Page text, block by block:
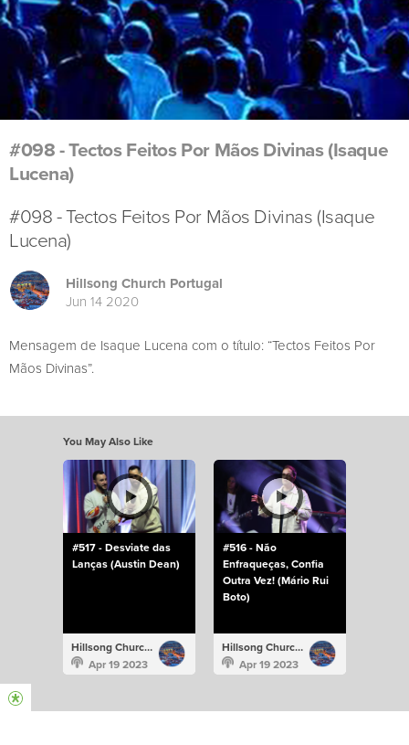
#098 - Tectos Feitos Por Mãos Divinas (Isaque
Lucena)
#098 - Tectos Feitos Por Mãos Divinas (Isaque
Lucena)
Hillsong Church Portugal
Jun 14 2020
Mensagem de Isaque Lucena com o título: “Tectos Feitos Por
Mãos Divinas”.
You May Also Like
#517 - Desviate das
Lanças (Austin Dean)
Hillsong Church Portugal
Apr 19 2023
#516 - Não
Enfraqueças, Confia
Outra Vez! (Mário Rui
Boto)
Hillsong Church Portugal
Apr 19 2023